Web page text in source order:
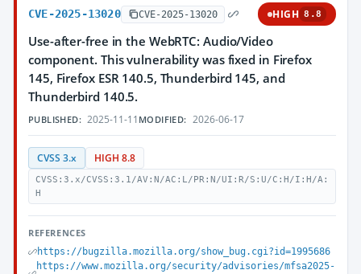
CVE-2025-13020 CVE-2025-13020 HIGH 8.8
Use-after-free in the WebRTC: Audio/Video
component. This vulnerability was fixed in Firefox
145, Firefox ESR 140.5, Thunderbird 145, and
Thunderbird 140.5.
PUBLISHED: 2025-11-11 MODIFIED: 2026-06-17
CVSS 3.x HIGH 8.8
CVSS:3.x/CVSS:3.1/AV:N/AC:L/PR:N/UI:R/S:U/C:H/I:H/A:
H
REFERENCES
https://bugzilla.mozilla.org/show_bug.cgi?id=1995686
https://www.mozilla.org/security/advisories/mfsa2025-